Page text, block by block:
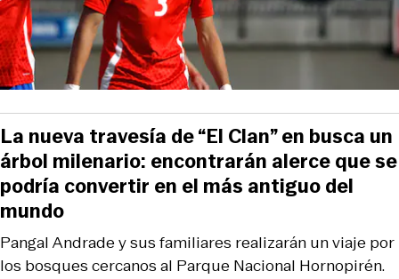
Pangal Andrade y sus familiares realizarán un viaje por
los bosques cercanos al Parque Nacional Hornopirén.
La nueva travesía de “El Clan” en busca un
árbol milenario: encontrarán alerce que se
podría convertir en el más antiguo del
mundo